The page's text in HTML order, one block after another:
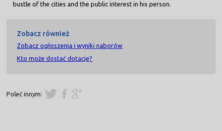
bustle of the cities and the public interest in his person.
Zobacz również
Zobacz ogłoszenia i wyniki naborów
Kto może dostać dotację?
Poleć innym: